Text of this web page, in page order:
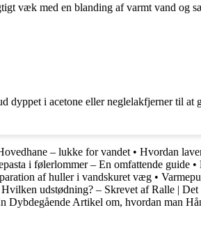
væk med en blanding af varmt vand og
dyppet i acetone eller neglelakfjerner til
– lukke for vandet • Hvordan
i følerlommer – En omfattende guide •
af huller i vandskuret væg •
Hvilken udstødning? – Skrevet af Ralle | Det
Dybdegående Artikel om, hvordan man